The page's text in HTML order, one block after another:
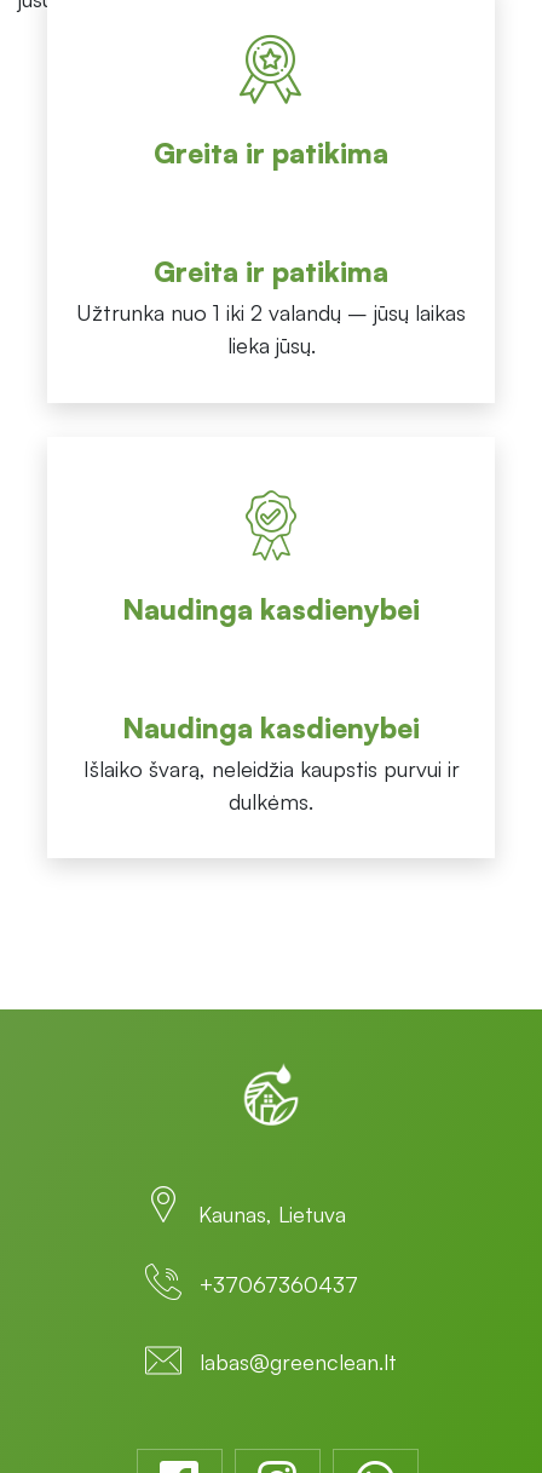
Greita ir patikima
Greita ir patikima
Užtrunka nuo 1 iki 2 valandų – jūsų laikas
lieka jūsų.
Naudinga kasdienybei
Naudinga kasdienybei
Išlaiko švarą, neleidžia kaupstis purvui ir
dulkėms.
Kaunas, Lietuva
+37067360437
labas@greenclean.lt